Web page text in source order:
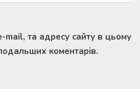
mail, та адресу сайту в цьому
коментарів.